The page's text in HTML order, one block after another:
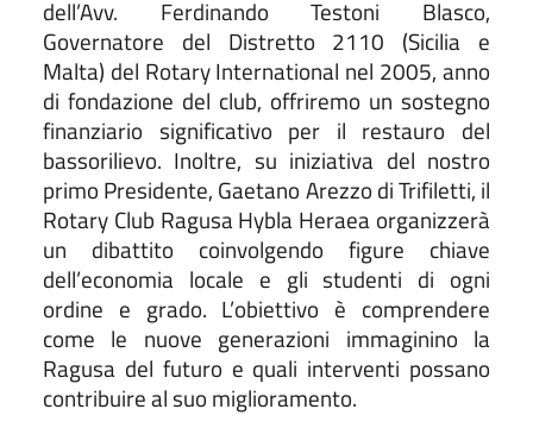
dell’Avv. Ferdinando Testoni Blasco,
Governatore del Distretto 2110 (Sicilia e
Malta) del Rotary International nel 2005, anno
di fondazione del club, offriremo un sostegno
finanziario significativo per il restauro del
bassorilievo. Inoltre, su iniziativa del nostro
primo Presidente, Gaetano Arezzo di Trifiletti, il
Rotary Club Ragusa Hybla Heraea organizzerà
un dibattito coinvolgendo figure chiave
dell’economia locale e gli studenti di ogni
ordine e grado. L’obiettivo è comprendere
come le nuove generazioni immaginino la
Ragusa del futuro e quali interventi possano
contribuire al suo miglioramento.